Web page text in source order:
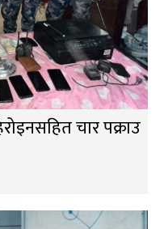
चार पक्राउ